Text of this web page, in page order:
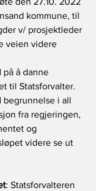
kommune, til
v/ prosjektleder
veien videre
på å danne
til Statsforvalter.
begrunnelse i all
fra regjeringen,
og
videre se ut
: Statsforvalteren